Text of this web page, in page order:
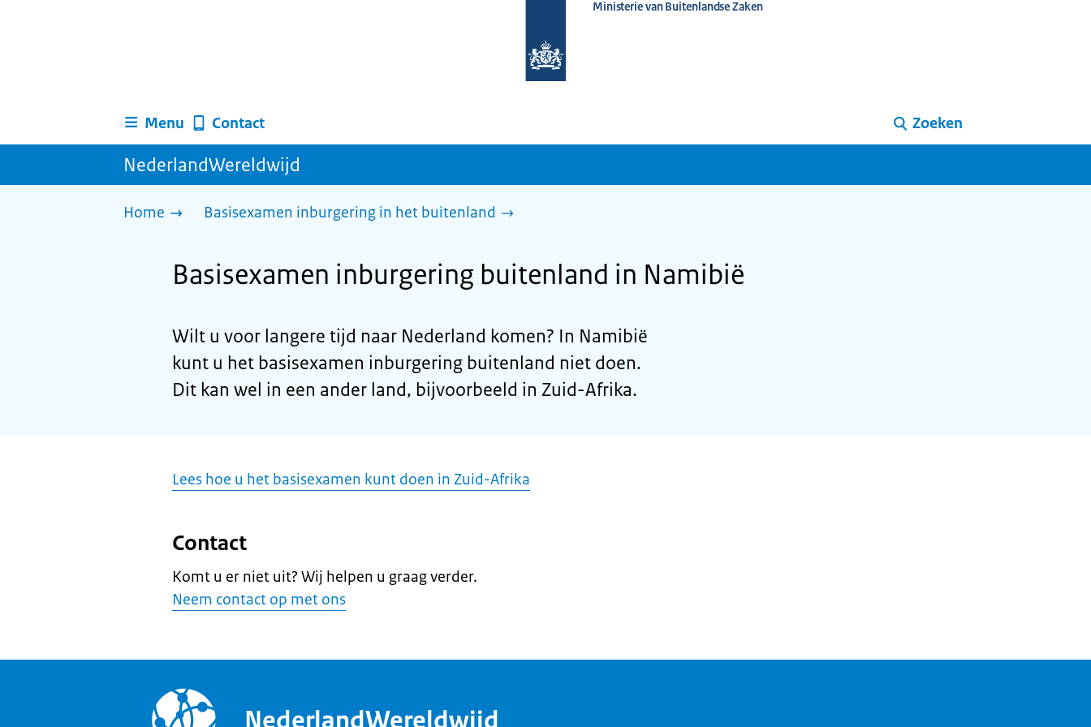
homepage
Ministerie van Buitenlandse Zaken
Menu Contact Zoeken
NederlandWereldwijd
Home Basisexamen inburgering in het buitenland
Basisexamen inburgering buitenland in Namibië
Wilt u voor langere tijd naar Nederland komen? In Namibië
kunt u het basisexamen inburgering buitenland niet doen.
Dit kan wel in een ander land, bijvoorbeeld in Zuid-Afrika.
Lees hoe u het basisexamen kunt doen in Zuid-Afrika
Contact
Komt u er niet uit? Wij helpen u graag verder.
Neem contact op met ons
NederlandWereldwijd